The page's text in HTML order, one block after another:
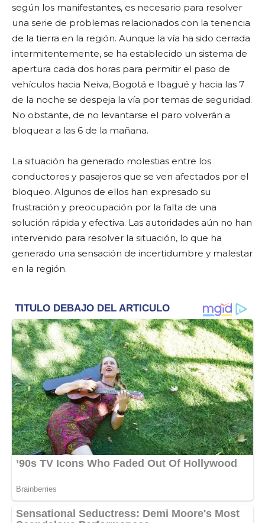
según los manifestantes, es necesario para resolver
una serie de problemas relacionados con la tenencia
de la tierra en la región. Aunque la vía ha sido cerrada
intermitentemente, se ha establecido un sistema de
apertura cada dos horas para permitir el paso de
vehículos hacia Neiva, Bogotá e Ibagué y hacia las 7
de la noche se despeja la vía por temas de seguridad.
No obstante, de no levantarse el paro volverán a
bloquear a las 6 de la mañana.
La situación ha generado molestias entre los
conductores y pasajeros que se ven afectados por el
bloqueo. Algunos de ellos han expresado su
frustración y preocupación por la falta de una
solución rápida y efectiva. Las autoridades aún no han
intervenido para resolver la situación, lo que ha
generado una sensación de incertidumbre y malestar
en la región.